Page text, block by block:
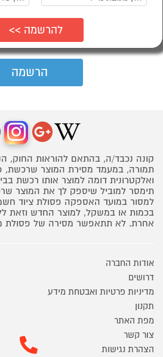
קונה נכבד/ה, בהתאם להוראות החוק,
תמורה, במעמד מסירת המוצר שרכשת,
ואלקטרונית דומה למוצר אותו רכשת
תימסר למוביל שיספק לך את המוצר
למסור במועד האספקה פסולת ציוד
בכמות או במשקל, למוצר החדש וזאת
אחרת. לא תתאפשר מסירה של פסולת
אודות החברה
דרושים
מדיניות פרטיות ואבטחת מידע
תקנון
מפת האתר
צור קשר
הצהרת נגישות